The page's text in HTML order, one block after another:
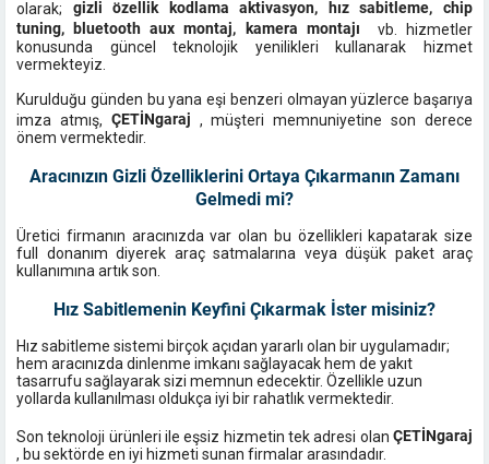
olarak; gizli özellik kodlama aktivasyon, hız sabitleme, chip
tuning, bluetooth aux montaj, kamera montajı vb. hizmetler
konusunda güncel teknolojik yenilikleri kullanarak hizmet
vermekteyiz.
Kurulduğu günden bu yana eşi benzeri olmayan yüzlerce başarıya
imza atmış, ÇETİNgaraj , müşteri memnuniyetine son derece
önem vermektedir.
Aracınızın Gizli Özelliklerini Ortaya Çıkarmanın Zamanı
Gelmedi mi?
Üretici firmanın aracınızda var olan bu özellikleri kapatarak size
full donanım diyerek araç satmalarına veya düşük paket araç
kullanımına artık son.
Hız Sabitlemenin Keyfini Çıkarmak İster misiniz?
Hız sabitleme sistemi birçok açıdan yararlı olan bir uygulamadır;
hem aracınızda dinlenme imkanı sağlayacak hem de yakıt
tasarrufu sağlayarak sizi memnun edecektir. Özellikle uzun
yollarda kullanılması oldukça iyi bir rahatlık vermektedir.
Son teknoloji ürünleri ile eşsiz hizmetin tek adresi olan ÇETİNgaraj
, bu sektörde en iyi hizmeti sunan firmalar arasındadır.